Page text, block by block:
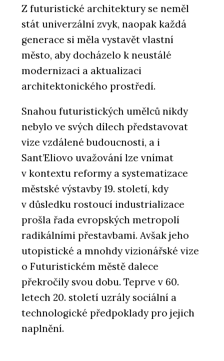
Z futuristické architektury se neměl
stát univerzální zvyk, naopak každá
generace si měla vystavět vlastní
město, aby docházelo k neustálé
modernizaci a aktualizaci
architektonického prostředí.
Snahou futuristických umělců nikdy
nebylo ve svých dílech představovat
vize vzdálené budoucnosti, a i
Sant’Eliovo uvažování lze vnímat
v kontextu reformy a systematizace
městské výstavby 19. století, kdy
v důsledku rostoucí industrializace
prošla řada evropských metropolí
radikálními přestavbami. Avšak jeho
utopistické a mnohdy vizionářské vize
o Futuristickém městě dalece
překročily svou dobu. Teprve v 60.
letech 20. století uzrály sociální a
technologické předpoklady pro jejich
naplnění.